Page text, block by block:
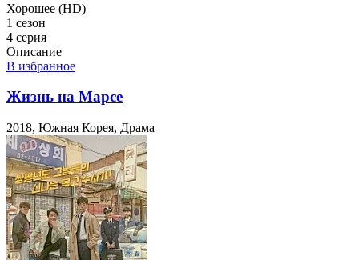
Хорошее (HD)
1 сезон
4 серия
Описание
В избранное
Жизнь на Марсе
2018, Южная Корея, Драма